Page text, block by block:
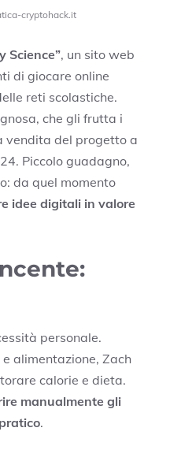
cryptohack.it
Science”, un sito web
di giocare online
reti scolastiche.
che gli frutta i
vendita del progetto a
Piccolo guadagno,
da quel momento
idee digitali in valore
personale.
alimentazione, Zach
calorie e dieta.
manualmente gli
.